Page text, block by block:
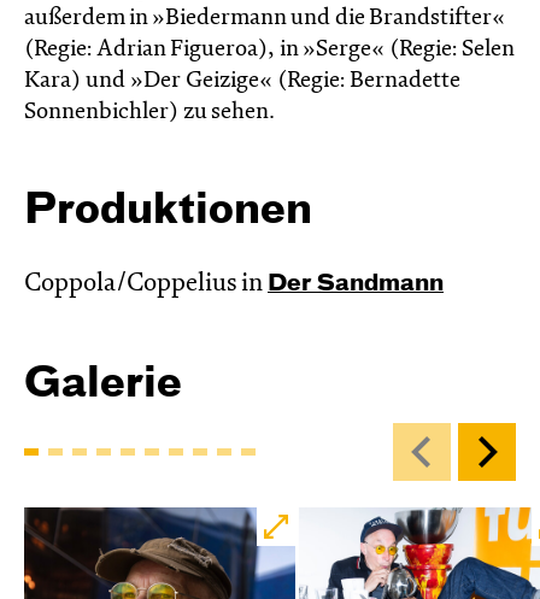
außerdem in »Biedermann und die Brandstifter«
(Regie: Adrian Figueroa), in »Serge« (Regie: Selen
Kara) und »Der Geizige« (Regie: Bernadette
Sonnenbichler) zu sehen.
Produktionen
Coppola/Coppelius in Der Sandmann
Galerie